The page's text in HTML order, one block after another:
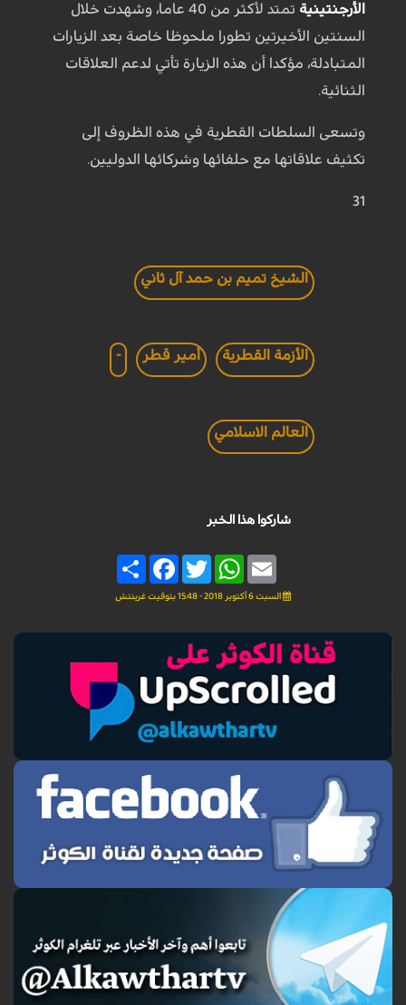
الأرجنتينية
تمتد لأكثر من 40 عاما، وشهدت خلال
السنتين الأخيرتين تطورا ملحوظا خاصة بعد الزيارات
المتبادلة، مؤكدا أن هذه الزيارة تأتي لدعم العلاقات
الثنائية.
وتسعى السلطات القطرية في هذه الظروف إلى
تكثيف علاقاتها مع حلفائها وشركائها الدوليين.
31
الشيخ تميم بن حمد آل ثاني
الأزمة القطرية أمير قطر -
العالم الاسلامي
شاركوا هذا الخبر
Share
FacebookTwitter
WhatsAppEmail
السبت 6 أكتوبر 2018 - 15:48 بتوقيت غرينتش